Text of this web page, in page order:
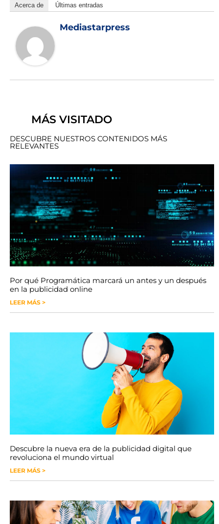
Acerca de Últimas entradas
Mediastarpress
MÁS VISITADO
DESCUBRE NUESTROS CONTENIDOS MÁS
RELEVANTES
Por qué Programática marcará un antes y un después
en la publicidad online
LEER MÁS >
Descubre la nueva era de la publicidad digital que
revoluciona el mundo virtual
LEER MÁS >